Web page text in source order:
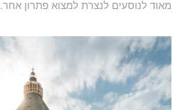
מאוד לנוסעים לנצרת למצוא פתרון אחר.